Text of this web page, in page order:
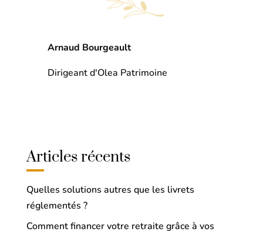
Arnaud Bourgeault
Dirigeant d'Olea Patrimoine
Articles récents
Quelles solutions autres que les livrets
réglementés ?
Comment financer votre retraite grâce à vos